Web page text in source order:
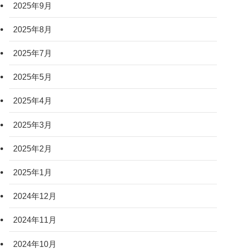
2025年9月
2025年8月
2025年7月
2025年5月
2025年4月
2025年3月
2025年2月
2025年1月
2024年12月
2024年11月
2024年10月